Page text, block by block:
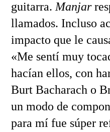
guitarra. Manjar
llamados. Incluso
impacto que le
«Me sentí muy
hacían ellos, con
Burt Bacharach o
un modo de
para mí fue súper